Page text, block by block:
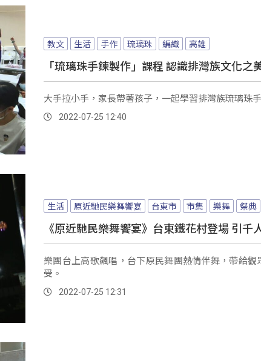
教文 生活 手作 琉璃珠 編織 高雄
「琉璃珠手鍊製作」課程 認識排灣族文化之
大手拉小手，家長帶著孩子，一起學習排灣族琉璃珠
2022-07-25 12:40
生活 原近馳民樂舞饗宴 台東市 市集 樂舞 祭典
《原近馳民樂舞饗宴》台東鐵花村登場 引千
樂團台上高歌飆唱，台下原民舞團熱情伴舞，帶給
受。
2022-07-25 12:31